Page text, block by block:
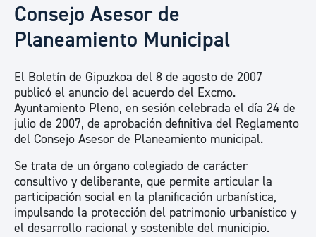
Consejo Asesor de
Planeamiento Municipal
El Boletín de Gipuzkoa del 8 de agosto de 2007
publicó el anuncio del acuerdo del Excmo.
Ayuntamiento Pleno, en sesión celebrada el día 24 de
julio de 2007, de aprobación definitiva del Reglamento
del Consejo Asesor de Planeamiento municipal.
Se trata de un órgano colegiado de carácter
consultivo y deliberante, que permite articular la
participación social en la planificación urbanística,
impulsando la protección del patrimonio urbanístico y
el desarrollo racional y sostenible del municipio.